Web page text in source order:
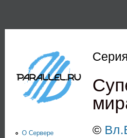
аналитический
центр по
параллельным
вычислениям
Серия
©
О Сервере